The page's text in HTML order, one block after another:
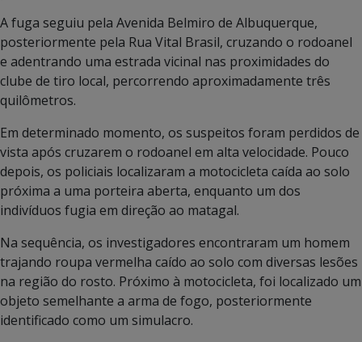
A fuga seguiu pela Avenida Belmiro de Albuquerque,
posteriormente pela Rua Vital Brasil, cruzando o rodoanel
e adentrando uma estrada vicinal nas proximidades do
clube de tiro local, percorrendo aproximadamente três
quilômetros.
Em determinado momento, os suspeitos foram perdidos de
vista após cruzarem o rodoanel em alta velocidade. Pouco
depois, os policiais localizaram a motocicleta caída ao solo
próxima a uma porteira aberta, enquanto um dos
indivíduos fugia em direção ao matagal.
Na sequência, os investigadores encontraram um homem
trajando roupa vermelha caído ao solo com diversas lesões
na região do rosto. Próximo à motocicleta, foi localizado um
objeto semelhante a arma de fogo, posteriormente
identificado como um simulacro.